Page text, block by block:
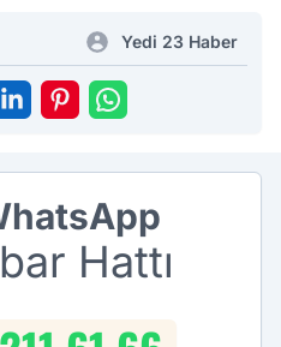
Yedi 23 Haber
Hattı